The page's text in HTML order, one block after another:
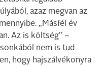
azaz megvan az
„Másfél év
Az is költség” –
nem is tud
hogy hajszálvékonyra